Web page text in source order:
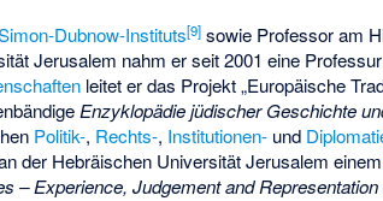
Dubnow-Instituts[9] sowie Professor am
Jerusalem nahm er seit 2001 eine
leitet er das Projekt „Europäische
Enzyklopädie jüdischer Geschichte
Politik-, Rechts-, Institutionen- und
der Hebräischen Universität Jerusalem einem
– Experience, Judgement and